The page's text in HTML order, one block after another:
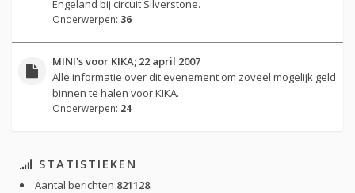
Engeland bij circuit Silverstone.
Onderwerpen: 36
MINI's voor KIKA; 22 april 2007
Alle informatie over dit evenement om zoveel mogelijk geld
binnen te halen voor KIKA.
Onderwerpen: 24
STATISTIEKEN
Aantal berichten 821128